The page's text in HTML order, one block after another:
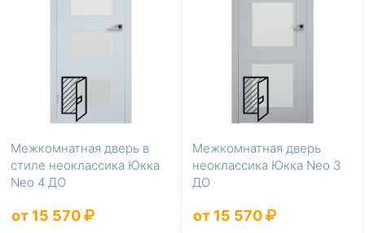
Межкомнатная дверь в
стиле неоклассика Юкка
Neo 4 ДО
от 15 570
Межкомнатная дверь
неоклассика Юкка Neo 3
ДО
от 15 570